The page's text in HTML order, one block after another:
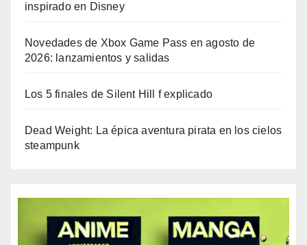
inspirado en Disney
Novedades de Xbox Game Pass en agosto de
2026: lanzamientos y salidas
Los 5 finales de Silent Hill f explicado
Dead Weight: La épica aventura pirata en los cielos
steampunk